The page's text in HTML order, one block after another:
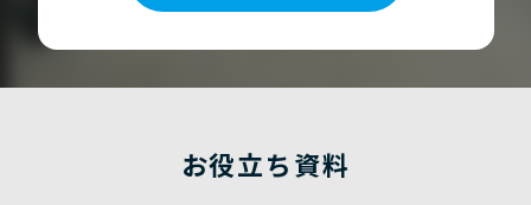
お役立ち資料